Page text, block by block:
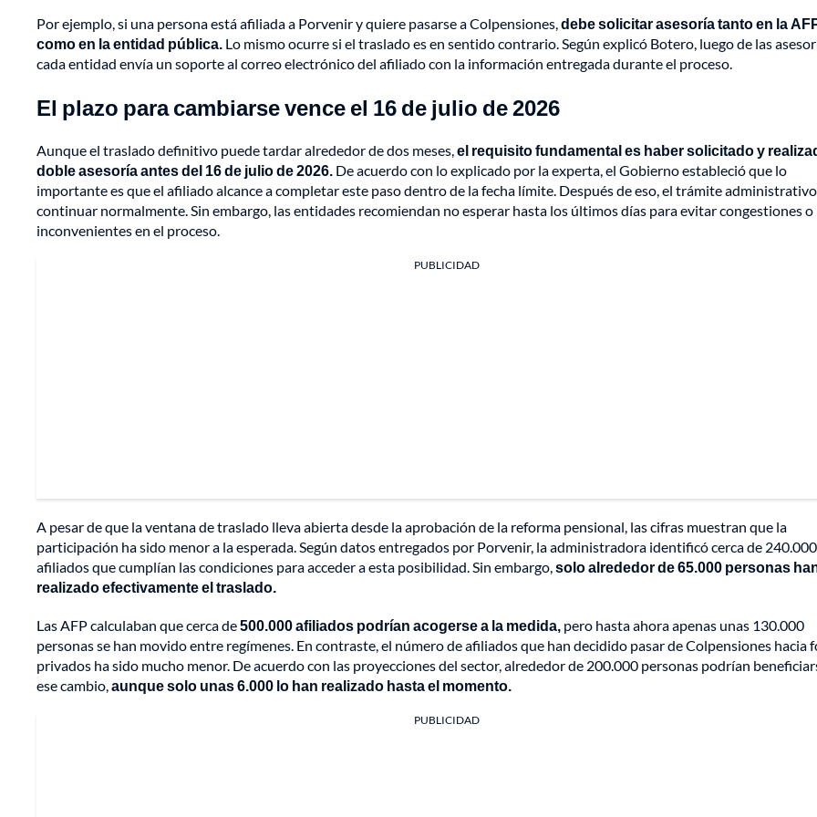
Por ejemplo, si una persona está afiliada a Porvenir y quiere pasarse a Colpensiones,debe solicitar asesoría tanto en la
como en la entidad pública. Lo mismo ocurre si el traslado es en sentido contrario. Según explicó Botero, luego de las
cada entidad envía un soporte al correo electrónico del afiliado con la información entregada durante el proceso.
El plazo para cambiarse vence el 16 de julio de 2026
Aunque el traslado definitivo puede tardar alrededor de dos meses,el requisito fundamental es haber solicitado y
doble asesoría antes del 16 de julio de 2026. De acuerdo con lo explicado por la experta, el Gobierno estableció que lo
importante es que el afiliado alcance a completar este paso dentro de la fecha límite. Después de eso, el trámite
continuar normalmente. Sin embargo, las entidades recomiendan no esperar hasta los últimos días para evitar congestiones o
inconvenientes en el proceso.
PUBLICIDAD
A pesar de que la ventana de traslado lleva abierta desde la aprobación de la reforma pensional, las cifras muestran que la
participación ha sido menor a la esperada. Según datos entregados por Porvenir, la administradora identificó cerca de 240.000
afiliados que cumplían las condiciones para acceder a esta posibilidad. Sin embargo,solo alrededor de 65.000 personas
realizado efectivamente el traslado.
Las AFP calculaban que cerca de500.000 afiliados podrían acogerse a la medida, pero hasta ahora apenas unas 130.000
personas se han movido entre regímenes. En contraste, el número de afiliados que han decidido pasar de Colpensiones hacia
privados ha sido mucho menor. De acuerdo con las proyecciones del sector, alrededor de 200.000 personas podrían
ese cambio,aunque solo unas 6.000 lo han realizado hasta el momento.
PUBLICIDAD